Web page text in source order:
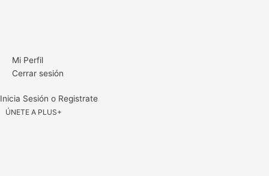
Mi Perfil
Cerrar sesión
Inicia Sesión o Registrate
ÚNETE A PLUS+